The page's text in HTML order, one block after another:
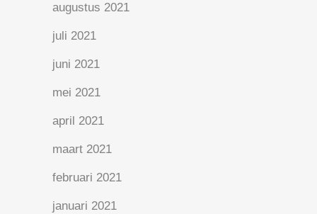
augustus 2021
juli 2021
juni 2021
mei 2021
april 2021
maart 2021
februari 2021
januari 2021